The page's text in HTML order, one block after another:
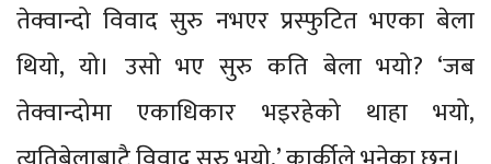
तेक्वान्दो विवाद सुरु नभएर प्रस्फुटित भएका बेला
थियो, यो। उसो भए सुरु कति बेला भयो? ‘जब
तेक्वान्दोमा एकाधिकार भइरहेको थाहा भयो,